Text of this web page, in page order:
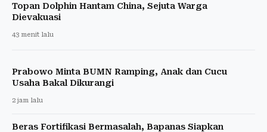
Topan Dolphin Hantam China, Sejuta Warga
Dievakuasi
43 menit lalu
Prabowo Minta BUMN Ramping, Anak dan Cucu
Usaha Bakal Dikurangi
2 jam lalu
Beras Fortifikasi Bermasalah, Bapanas Siapkan